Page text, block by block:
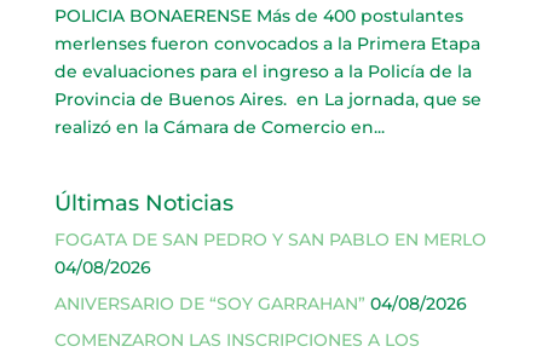
POLICIA BONAERENSE Más de 400 postulantes
merlenses fueron convocados a la Primera Etapa
de evaluaciones para el ingreso a la Policía de la
Provincia de Buenos Aires. en La jornada, que se
realizó en la Cámara de Comercio en...
Últimas Noticias
FOGATA DE SAN PEDRO Y SAN PABLO EN MERLO
04/08/2026
ANIVERSARIO DE “SOY GARRAHAN” 04/08/2026
COMENZARON LAS INSCRIPCIONES A LOS